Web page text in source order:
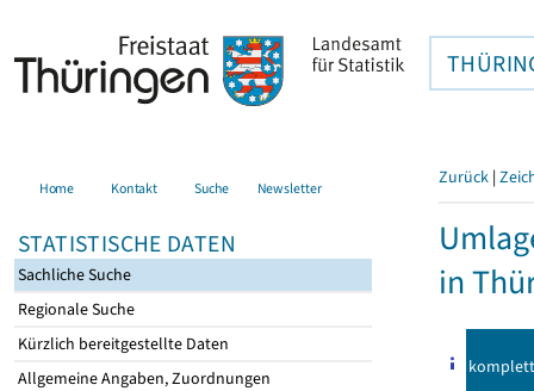
Home Kontakt Suche Newsletter
STATISTISCHE DATEN
Sachliche Suche
Regionale Suche
Kürzlich bereitgestellte Daten
Allgemeine Angaben, Zuordnungen
Zurück |
in
komplett